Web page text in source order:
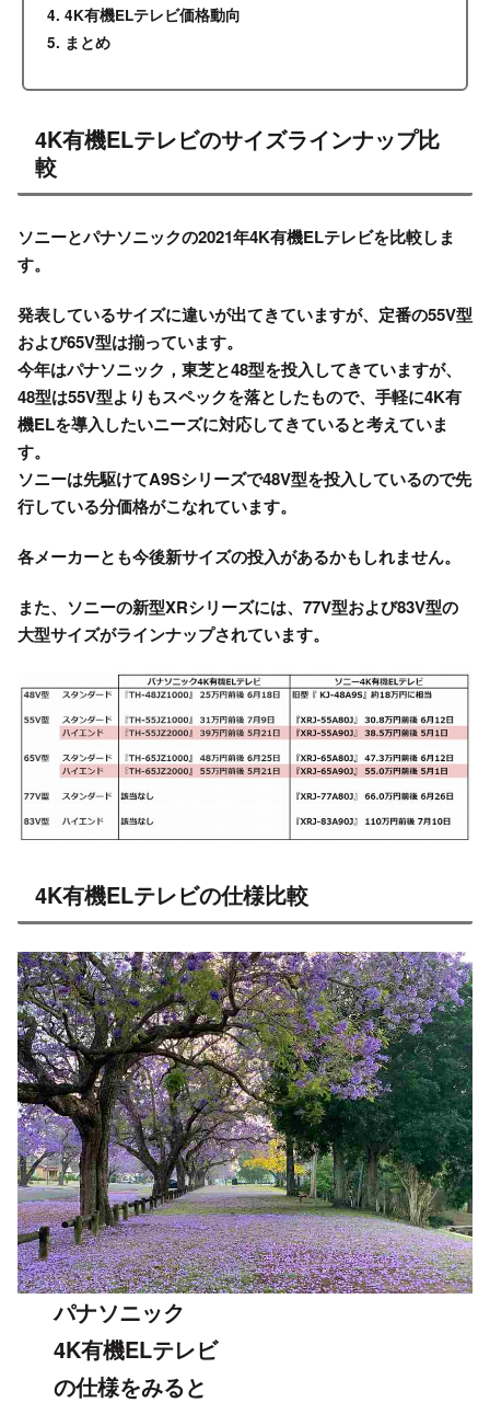
4K有機ELテレビ価格動向
まとめ
4K有機ELテレビのサイズラインナップ比
較
ソニーとパナソニックの2021年4K有機ELテレビを比較しま
す。
発表しているサイズに違いが出てきていますが、定番の55V型
および65V型は揃っています。
今年はパナソニック，東芝と48型を投入してきていますが、
48型は55V型よりもスペックを落としたもので、手軽に4K有
機ELを導入したいニーズに対応してきていると考えていま
す。
ソニーは先駆けてA9Sシリーズで48V型を投入しているので先
行している分価格がこなれています。
各メーカーとも今後新サイズの投入があるかもしれません。
また、ソニーの新型XRシリーズには、77V型および83V型の
大型サイズがラインナップされています。
4K有機ELテレビの仕様比較
パナソニック
4K有機ELテレビ
の仕様をみると